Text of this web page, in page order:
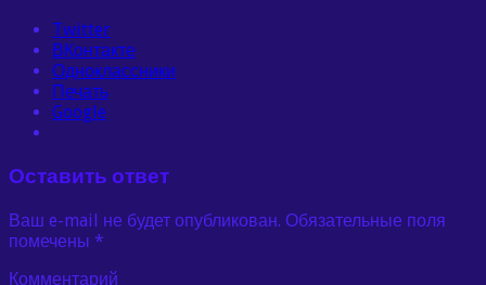
Twitter
ВКонтакте
Одноклассники
Печать
Google
Оставить ответ
Ваш e-mail не будет опубликован. Обязательные поля
помечены *
Комментарий